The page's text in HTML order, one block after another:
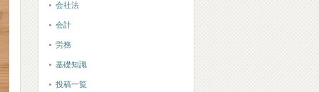
会社法
会計
労務
基礎知識
投稿一覧